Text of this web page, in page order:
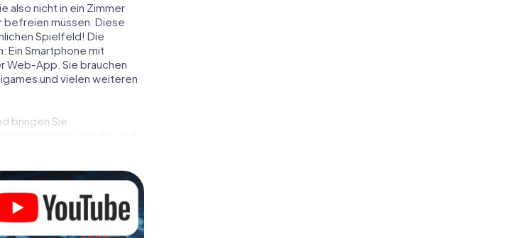
also nicht in ein Zimmer
müssen. Diese
Spielfeld! Die
Ein Smartphone mit
Web-App. Sie brauchen
und vielen weiteren
bringen Sie
müssen Sie und
persönlichen
ganz persönlichen
und Geheimagenten und